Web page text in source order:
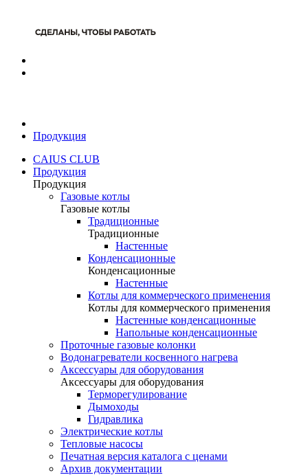
Продукция
CAIUS CLUB
Продукция
Продукция
Газовые котлы
Газовые котлы
Традиционные
Традиционные
Настенные
Конденсационные
Конденсационные
Настенные
Котлы для коммерческого применения
Котлы для коммерческого применения
Настенные конденсационные
Напольные конденсационные
Проточные газовые колонки
Водонагреватели косвенного нагрева
Аксессуары для оборудования
Аксессуары для оборудования
Терморегулирование
Дымоходы
Гидравлика
Электрические котлы
Тепловые насосы
Печатная версия каталога с ценами
Архив документации